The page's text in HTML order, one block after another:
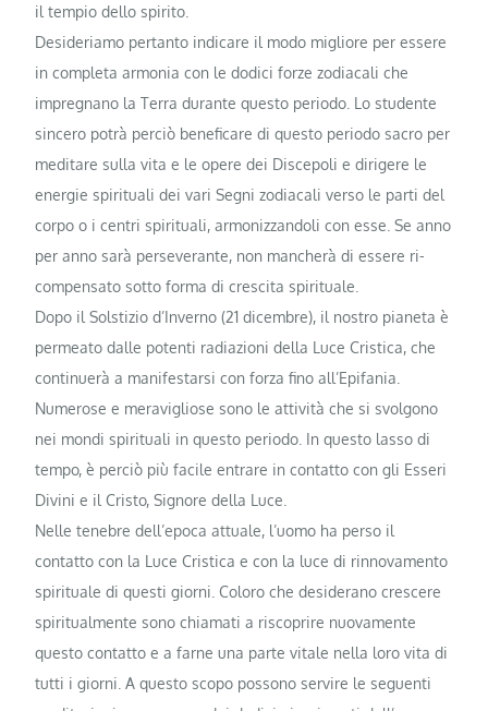
il tempio dello spirito.
Desideriamo pertanto indicare il modo migliore per essere
in completa armonia con le dodici forze zodiacali che
impregnano la Terra durante questo periodo. Lo studente
sincero potrà perciò beneficare di questo periodo sacro per
meditare sulla vita e le opere dei Discepoli e dirigere le
energie spi­rituali dei vari Segni zodiacali verso le parti del
corpo o i centri spirituali, armonizzandoli con esse. Se anno
per anno sarà perseverante, non mancherà di essere ri­
compensato sotto forma di crescita spi­rituale.
Dopo il Solstizio d’Inverno (21 dicembre), il nostro pianeta è
permeato dalle potenti radiazioni della Luce Cristica, che
continuerà a manifestarsi con forza fino all’Epifania.
Numerose e meravigliose sono le attività che si svolgono
nei mondi spirituali in questo periodo. In questo lasso di
tempo, è perciò più facile entrare in contatto con gli Esseri
Divini e il Cristo, Signore della Luce.
Nelle tenebre dell’epoca attuale, l’uo­mo ha perso il
contatto con la Luce Cri­stica e con la luce di rinnovamento
spi­rituale di questi giorni. Coloro che desiderano crescere
spiritualmente sono chiamati a risco­prire nuovamente
questo contatto e a farne una parte vitale nella loro vita di
tutti i giorni. A questo scopo possono servire le seguenti